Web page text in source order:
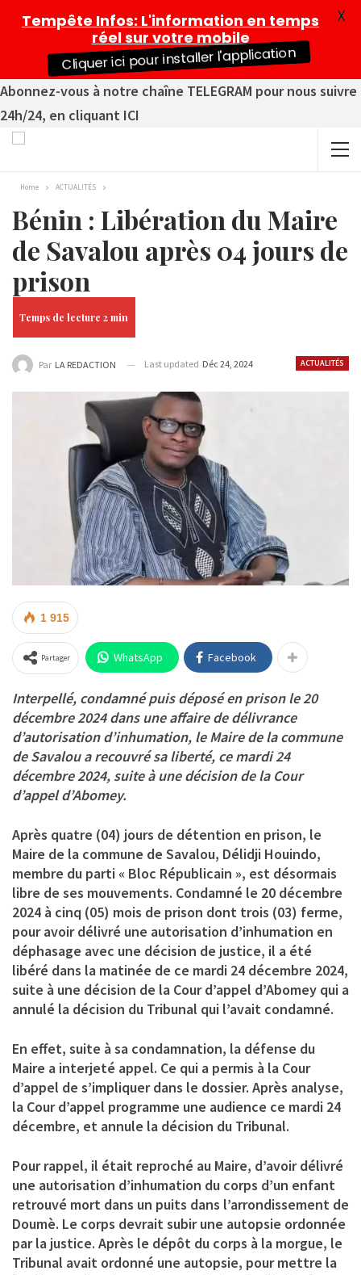
Abonnez-vous à notre chaîne TELEGRAM pour nous suivre
24h/24, en cliquant ICI
Home ACTUALITÉS
Bénin : Libération du Maire
de Savalou après 04 jours de
prison
ACTUALITÉS
Par LA REDACTION Last updated Déc 24, 2024
1 915
Partager WhatsApp Facebook
Interpellé, condamné puis déposé en prison le 20
décembre 2024 dans une affaire de délivrance
d’autorisation d’inhumation, le Maire de la commune
de Savalou a recouvré sa liberté, ce mardi 24
décembre 2024, suite à une décision de la Cour
d’appel d’Abomey.
Après quatre (04) jours de détention en prison, le
Maire de la commune de Savalou, Délidji Houindo,
membre du parti « Bloc Républicain », est désormais
libre de ses mouvements. Condamné le 20 décembre
2024 à cinq (05) mois de prison dont trois (03) ferme,
pour avoir délivré une autorisation d’inhumation en
déphasage avec une décision de justice, il a été
libéré dans la matinée de ce mardi 24 décembre 2024,
suite à une décision de la Cour d’appel d’Abomey qui a
annulé la décision du Tribunal qui l’avait condamné.
En effet, suite à sa condamnation, la défense du
Maire a interjeté appel. Ce qui a permis à la Cour
d’appel de s’impliquer dans le dossier. Après analyse,
la Cour d’appel programme une audience ce mardi 24
décembre, et annule la décision du Tribunal.
Pour rappel, il était reproché au Maire, d’avoir délivré
une autorisation d’inhumation du corps d’un enfant
retrouvé mort dans un puits dans l’arrondissement de
Doumè. Le corps devrait subir une autopsie ordonnée
par la justice. Après le dépôt du corps à la morgue, le
Tribunal avait ordonné une autopsie, pour mettre la
Tempête Infos: L'information en temps
réel sur votre mobile
Cliquer ici pour installer l'application
X